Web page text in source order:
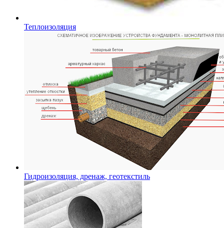
Теплоизоляция
Гидроизоляция, дренаж, геотекстиль